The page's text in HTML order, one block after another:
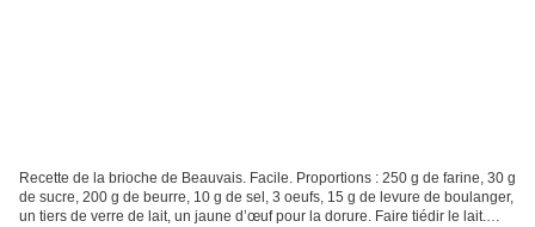
Recette de la brioche de Beauvais. Facile. Proportions : 250 g de farine, 30 g
de sucre, 200 g de beurre, 10 g de sel, 3 oeufs, 15 g de levure de boulanger,
un tiers de verre de lait, un jaune d’œuf pour la dorure. Faire tiédir le lait.